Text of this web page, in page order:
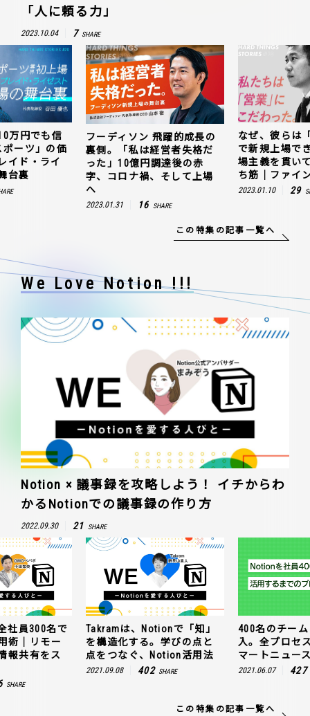
「人に頼る力」
2023.10.04 7 SHARE
万円でも信
ーツ」の価
イド・ライ
台裏
フーディソン 飛躍的成長の
裏側。「私は経営者失格だ
った」10億円調達後の赤
字、コロナ禍、そして上場
へ
2023.01.31 16 SHARE
なぜ、彼らは
で新規上場で
場主義を貫い
ち筋｜ファイ
2023.01.10 29
この特集の記事一覧へ
We Love Notion !!!
Notion × 議事録を攻略しよう！ イチからわ
かるNotionでの議事録の作り方
2022.09.30 21 SHARE
社員300名で
術｜リモー
報共有をス
SHARE
Takramは、Notionで「知」
を構造化する。学びの点と
点をつなぐ、Notion活用法
2021.09.08 402 SHARE
400名のチー
入。全プロセ
マートニュー
2021.06.07 427
この特集の記事一覧へ